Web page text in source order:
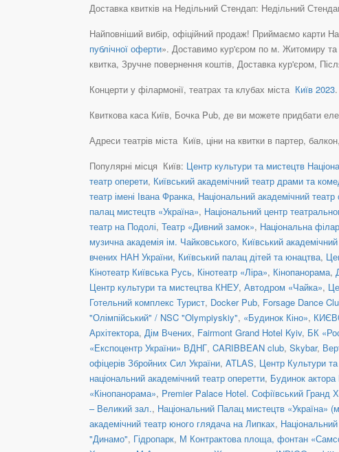
Доставка квитків на Недільний Стендап: Недільний
Найповніший вибір, офіційний продаж! Приймаємо карти
публічної оферти». Доставимо кур'єром по м. Житомиру та
квитка, Зручне повернення коштів, Доставка кур'єром,
Концерти у філармонії, театрах та клубах міста Київ 2023.
Квиткова каса Київ, Бочка Pub, де ви можете придбати
Адреси театрів міста Київ, ціни на квитки в партер,
Популярні місця Київ: Центр культури та мистецтв
театр оперети, Київський академічний театр драми та
театр імені Івана Франка, Національний академічний
палац мистецтв «Україна», Національний центр
театр на Подолі, Театр «Дивний замок», Національна
музична академія ім. Чайковського, Київський
вчених НАН України, Київський палац дітей та юнацтва,
Кінотеатр Київська Русь, Кінотеатр «Ліра», Кінопанорама,
Центр культури та мистецтва КНЕУ, Автодром «Чайка»,
Готельний комплекс Турист, Docker Pub, Forsage Dance
"Олімпійський" / NSC "Olympiyskiy", «Будинок Кіно»,
Архітектора, Дім Вчених, Fairmont Grand Hotel Kyiv, БК
«Експоцентр України» ВДНГ, CARIBBEAN club, Skybar,
офіцерів Збройних Сил України, ATLAS, Центр Культури
національний академічний театр оперетти, Будинок актора
«Кінопанорама», Premier Palace Hotel. Софіївський Гранд
– Великий зал., Національний Палац мистецтв «Україна»
академічний театр юного глядача на Липках,
"Динамо", Гідропарк, М Контрактова площа, фонтан